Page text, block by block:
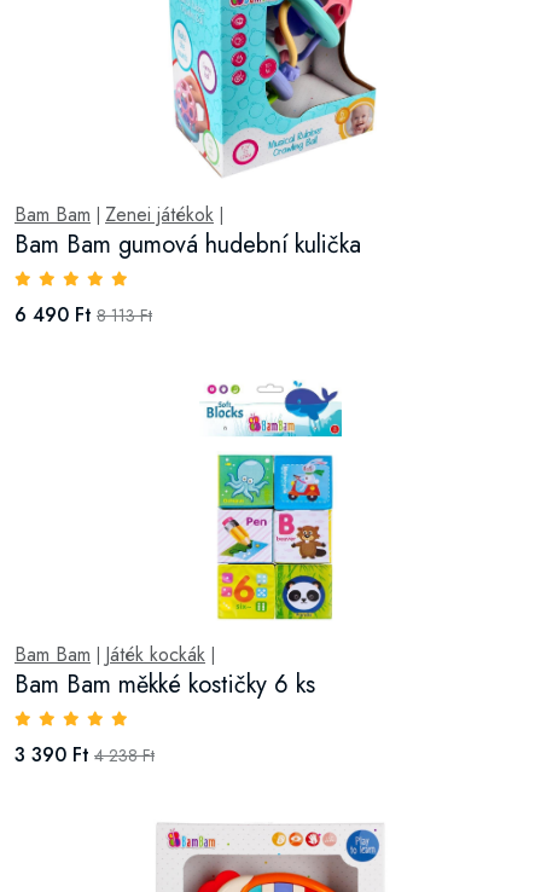
Bam Bam Zenei játékok
Bam Bam gumová hudební kulička
6 490 Ft 8 113 Ft
Bam Bam Játék kockák
Bam Bam měkké kostičky 6 ks
3 390 Ft 4 238 Ft